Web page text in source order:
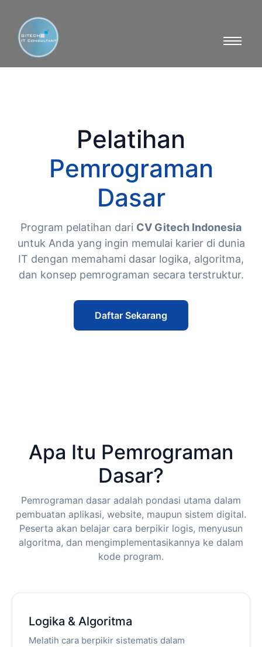
Pelatihan
Pemrograman
Dasar
Program pelatihan dari CV Gitech Indonesia
untuk Anda yang ingin memulai karier di dunia
IT dengan memahami dasar logika, algoritma,
dan konsep pemrograman secara terstruktur.
Daftar Sekarang
Apa Itu Pemrograman
Dasar?
Pemrograman dasar adalah pondasi utama dalam
pembuatan aplikasi, website, maupun sistem digital.
Peserta akan belajar cara berpikir logis, menyusun
algoritma, dan mengimplementasikannya ke dalam
kode program.
Logika & Algoritma
Melatih cara berpikir sistematis dalam